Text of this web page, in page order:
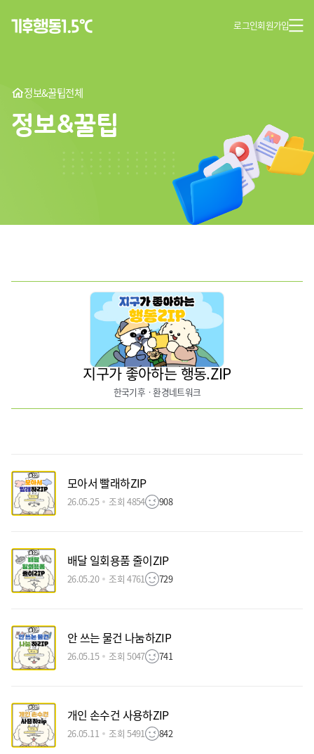
로그인회원가입
정보&꿀팁전체
정보&꿀팁
지구가 좋아하는 행동.ZIP
한국기후ㆍ환경네트워크
모아서 빨래하ZIP
26.05.25 조회 4854 908
배달 일회용품 줄이ZIP
26.05.20 조회 4761 729
안 쓰는 물건 나눔하ZIP
26.05.15 조회 5047 741
개인 손수건 사용하ZIP
26.05.11 조회 5491 842